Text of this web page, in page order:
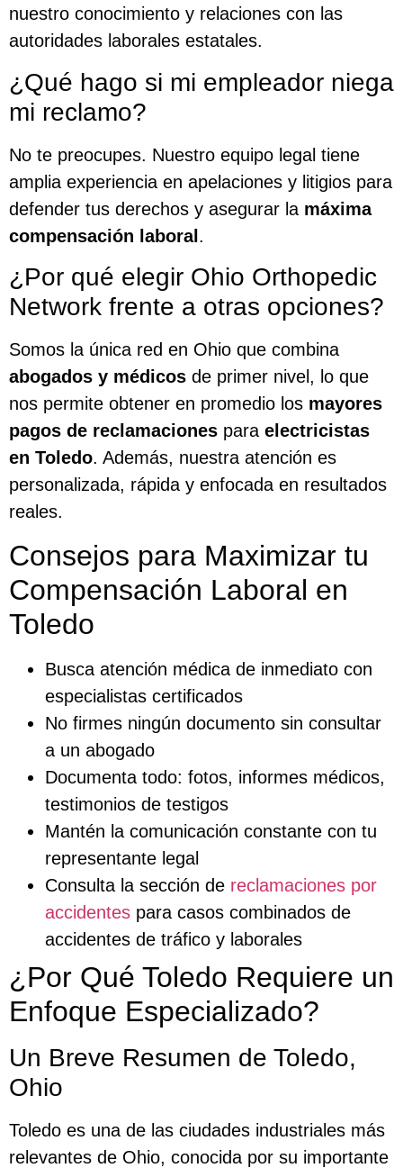
nuestro conocimiento y relaciones con las
autoridades laborales estatales.
¿Qué hago si mi empleador niega
mi reclamo?
No te preocupes. Nuestro equipo legal tiene
amplia experiencia en apelaciones y litigios para
defender tus derechos y asegurar la máxima
compensación laboral .
¿Por qué elegir Ohio Orthopedic
Network frente a otras opciones?
Somos la única red en Ohio que combina
abogados y médicos de primer nivel, lo que
nos permite obtener en promedio los mayores
pagos de reclamaciones para electricistas
en Toledo. Además, nuestra atención es
personalizada, rápida y enfocada en resultados
reales.
Consejos para Maximizar tu
Compensación Laboral en
Toledo
Busca atención médica de inmediato con
especialistas certificados
No firmes ningún documento sin consultar
a un abogado
Documenta todo: fotos, informes médicos,
testimonios de testigos
Mantén la comunicación constante con tu
representante legal
Consulta la sección de reclamaciones por
accidentes para casos combinados de
accidentes de tráfico y laborales
¿Por Qué Toledo Requiere un
Enfoque Especializado?
Un Breve Resumen de Toledo,
Ohio
Toledo es una de las ciudades industriales más
relevantes de Ohio, conocida por su importante